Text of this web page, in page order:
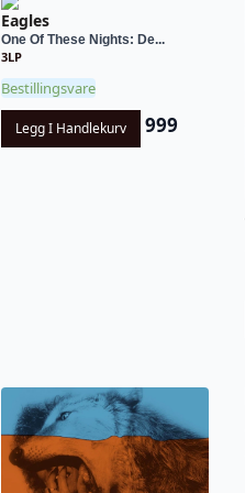
Eagles
One Of These Nights: De...
3LP
Bestillingsvare
Legg I Handlekurv 999